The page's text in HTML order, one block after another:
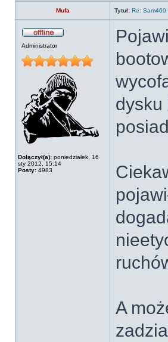
Mufa Tytuł: Re: Sam460
Administrator
Dołączył(a): poniedziałek, 16
sty 2012, 15:14
Posty: 4983
dysku
A